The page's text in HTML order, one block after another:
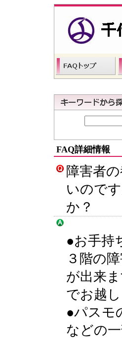
FAQ詳細情報
障害者
いので
か？
●お手持
３階の
が出来
でお越し
●パスモ
などの